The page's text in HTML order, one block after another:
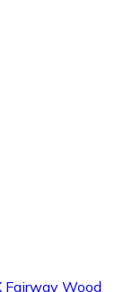
Fairway Wood